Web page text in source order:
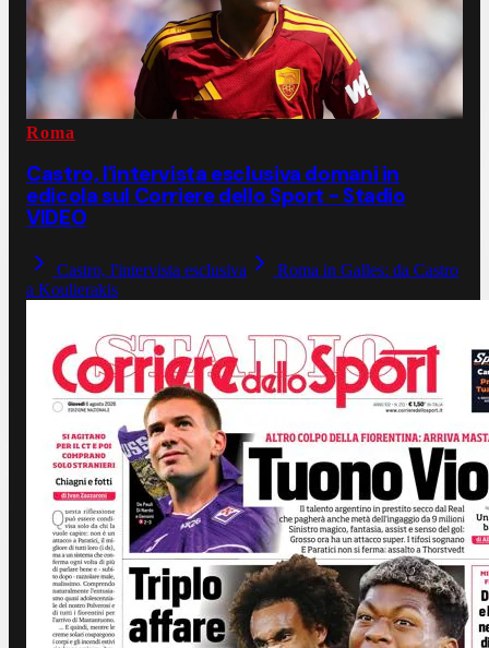
Roma
Castro, l'intervista esclusiva domani in
edicola sul Corriere dello Sport - Stadio
VIDEO
Castro, l'intervista esclusiva
Roma in Galles: da Castro
a Koulierakis